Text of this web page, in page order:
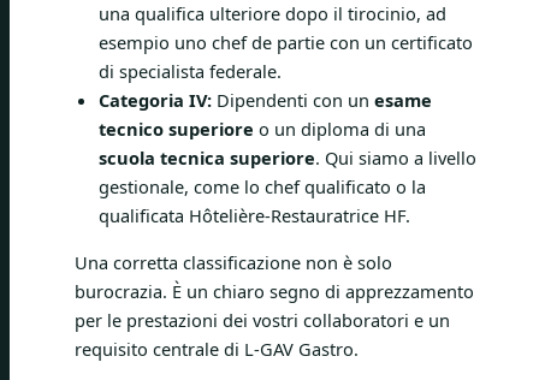
una qualifica ulteriore dopo il tirocinio, ad
esempio uno chef de partie con un certificato
di specialista federale.
Categoria IV: Dipendenti con un esame
tecnico superiore o un diploma di una
scuola tecnica superiore. Qui siamo a livello
gestionale, come lo chef qualificato o la
qualificata Hôtelière-Restauratrice HF.
Una corretta classificazione non è solo
burocrazia. È un chiaro segno di apprezzamento
per le prestazioni dei vostri collaboratori e un
requisito centrale di L-GAV Gastro.